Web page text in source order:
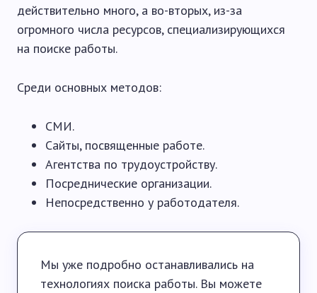
действительно много, а во-вторых, из-за
огромного числа ресурсов, специализирующихся
на поиске работы.
Среди основных методов:
СМИ.
Сайты, посвященные работе.
Агентства по трудоустройству.
Посреднические организации.
Непосредственно у работодателя.
Мы уже подробно останавливались на
технологиях поиска работы. Вы можете